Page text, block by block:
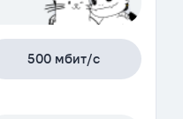
500 мбит/с